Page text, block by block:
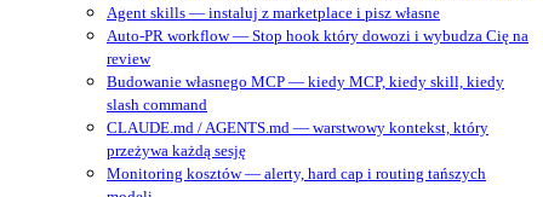
Agent skills — instaluj z marketplace i pisz własne
Auto-PR workflow — Stop hook który dowozi i wybudza Cię na
review
Budowanie własnego MCP — kiedy MCP, kiedy skill, kiedy
slash command
CLAUDE.md / AGENTS.md — warstwowy kontekst, który
przeżywa każdą sesję
Monitoring kosztów — alerty, hard cap i routing tańszych